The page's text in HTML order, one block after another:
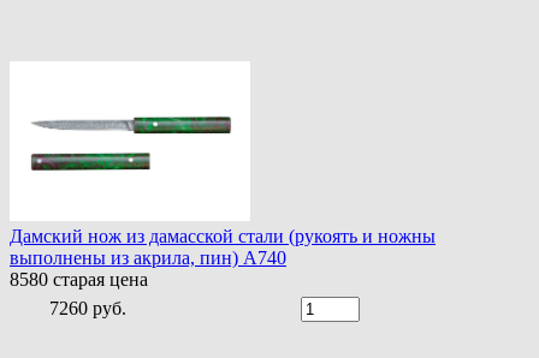
Дамский нож из дамасской стали (рукоять и ножны
выполнены из акрила, пин) A740
8580 старая цена
7260 руб.